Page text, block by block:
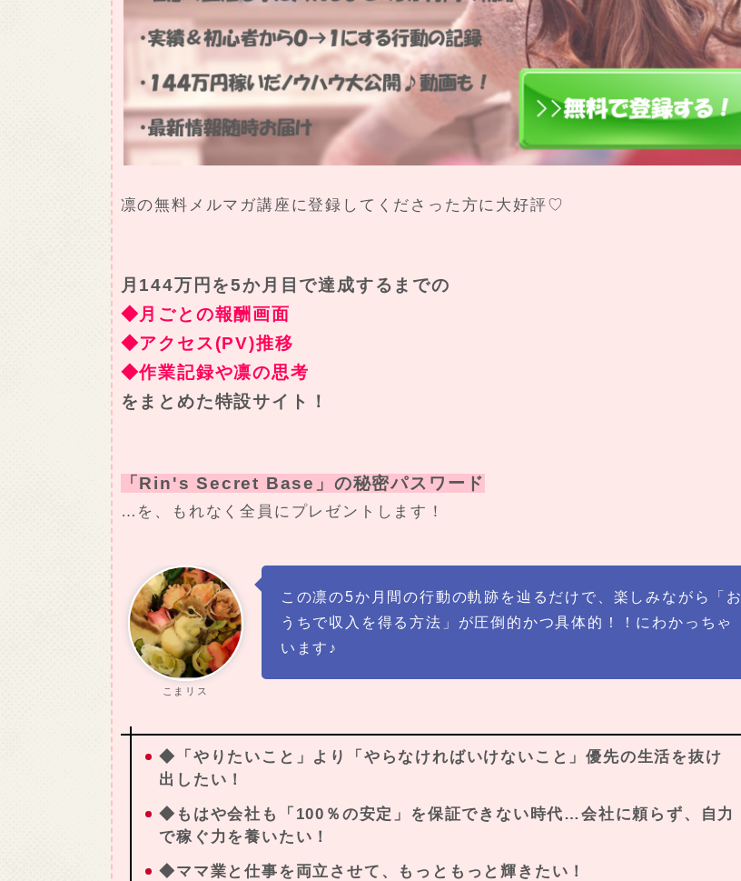
凛の無料メルマガ講座に登録してくださった方に大好評♡
月144万円を5か月目で達成するまでの
◆月ごとの報酬画面
◆アクセス(PV)推移
◆作業記録や凛の思考
をまとめた特設サイト！
「Rin's Secret Base」の秘密パスワード
…を、もれなく全員にプレゼントします！
こまリス
この凛の5か月間の行動の軌跡を辿るだけで、楽しみながら「お
うちで収入を得る方法」が圧倒的かつ具体的！！にわかっちゃ
います♪
◆「やりたいこと」より「やらなければいけないこと」優先の生活を抜け
出したい！
◆もはや会社も「100％の安定」を保証できない時代…会社に頼らず、自力
で稼ぐ力を養いたい！
◆ママ業と仕事を両立させて、もっともっと輝きたい！